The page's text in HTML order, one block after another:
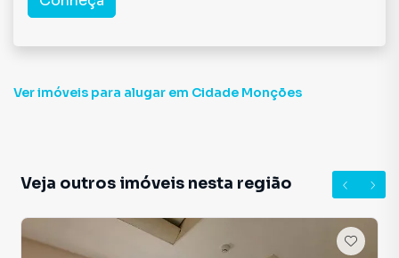
Ver imóveis para alugar em Cidade Monções
Veja outros imóveis nesta região